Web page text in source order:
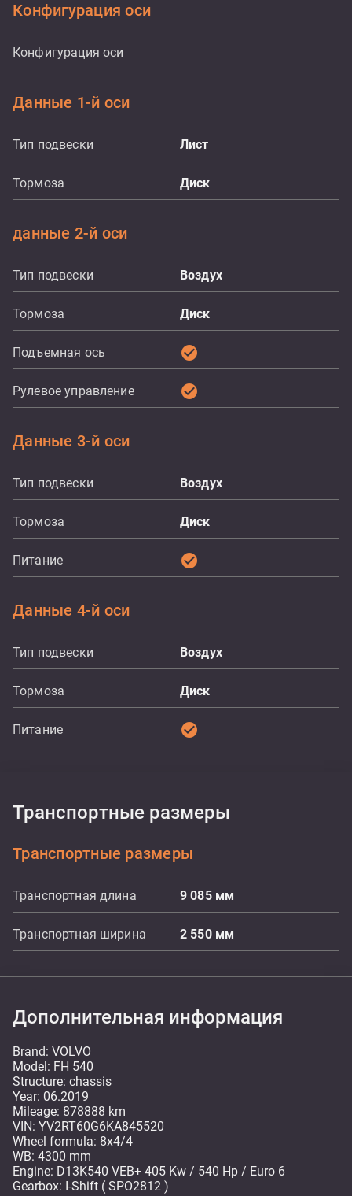
Конфигурация оси
Конфигурация оси
Данные 1-й оси
Тип подвески Лист
Тормоза Диск
данные 2-й оси
Тип подвески Воздух
Тормоза Диск
Подъемная ось check_circle
Рулевое управление check_circle
Данные 3-й оси
Тип подвески Воздух
Тормоза Диск
Питание check_circle
Данные 4-й оси
Тип подвески Воздух
Тормоза Диск
Питание check_circle
Транспортные размеры
Транспортные размеры
Транспортная длина 9 085 мм
Транспортная ширина 2 550 мм
Дополнительная информация
Brand: VOLVO
Model: FH 540
Structure: chassis
Year: 06.2019
Mileage: 878888 km
VIN: YV2RT60G6KA845520
Wheel formula: 8x4/4
WB: 4300 mm
Engine: D13K540 VEB+ 405 Kw / 540 Hp / Euro 6
Gearbox: I-Shift ( SPO2812 )